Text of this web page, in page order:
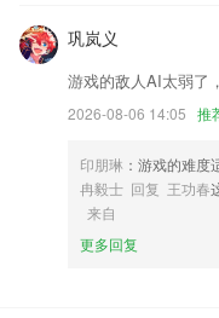
巩岚义
游戏的敌人AI太弱了
2026-08-06 14:05 推
印朋琳 ：游戏的难度
冉毅士 回复 王功春
来自
更多回复